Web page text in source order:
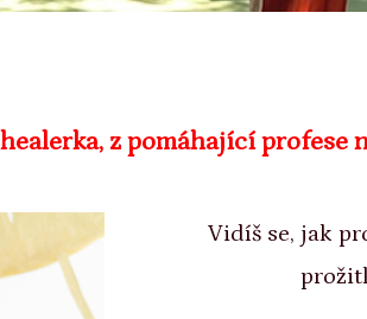
z pomáhající profese
Vidíš se, jak